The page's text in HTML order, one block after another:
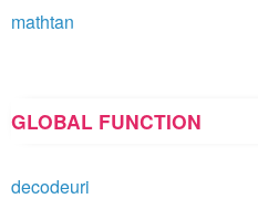
mathtan
GLOBAL FUNCTION
decodeuri